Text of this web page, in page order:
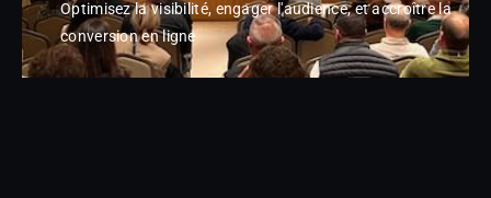
Optimisez la visibilité, engager l'audience, et accroître la
conversion en ligne